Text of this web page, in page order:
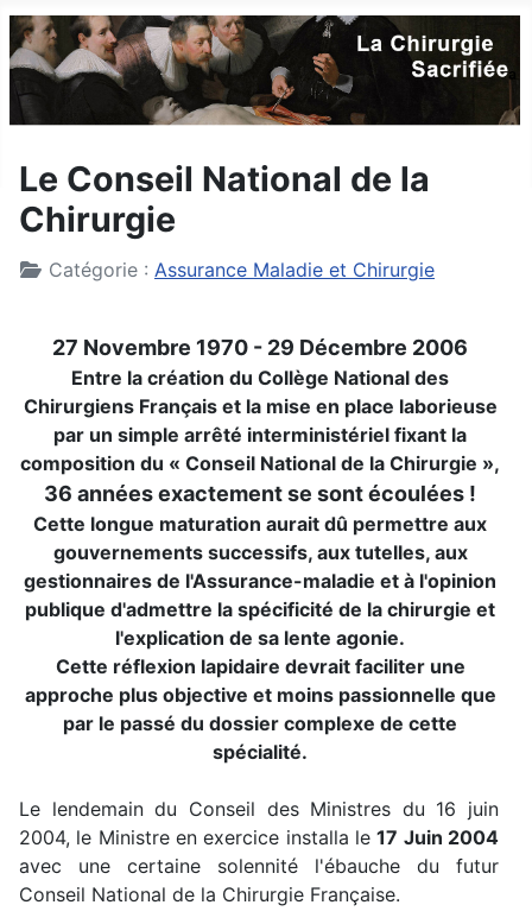
Le Conseil National de la
Chirurgie
DétailsCatégorie : Assurance Maladie et Chirurgie
27 Novembre 1970 - 29 Décembre 2006
Entre la création du Collège National des
Chirurgiens Français et la mise en place laborieuse
par un simple arrêté interministériel fixant la
composition du « Conseil National de la Chirurgie »,
36 années exactement se sont écoulées !
Cette longue maturation aurait dû permettre aux
gouvernements successifs, aux tutelles, aux
gestionnaires de l'Assurance-maladie et à l'opinion
publique d'admettre la spécificité de la chirurgie et
l'explication de sa lente agonie.
Cette réflexion lapidaire devrait faciliter une
approche plus objective et moins passionnelle que
par le passé du dossier complexe de cette
spécialité.
Le lendemain du Conseil des Ministres du 16 juin
2004, le Ministre en exercice installa le17 Juin 2004
avec une certaine solennité l'ébauche du futur
Conseil National de la Chirurgie Française.